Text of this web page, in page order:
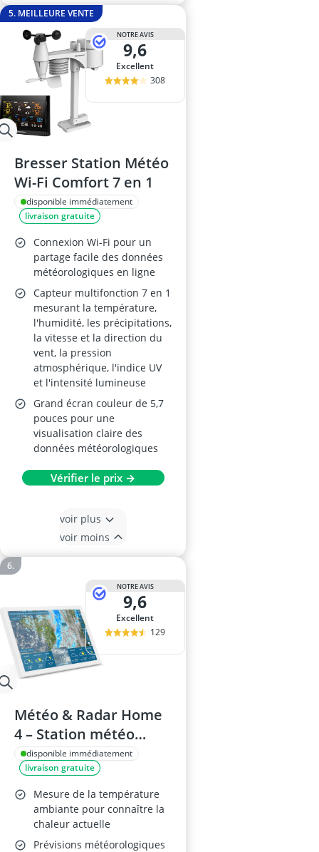
5. MEILLEURE VENTE
NOTRE AVIS
9,6
Excellent
308
Bresser Station Météo
Wi-Fi Comfort 7 en 1
disponible immédiatement
livraison gratuite
Connexion Wi-Fi pour un
partage facile des données
météorologiques en ligne
Capteur multifonction 7 en 1
mesurant la température,
l'humidité, les précipitations,
la vitesse et la direction du
vent, la pression
atmosphérique, l'indice UV
et l'intensité lumineuse
Grand écran couleur de 5,7
pouces pour une
visualisation claire des
données météorologiques
Vérifier le prix →
voir plus
voir moins
NOTRE AVIS
9,6
Excellent
129
Météo & Radar Home
4 – Station météo
Wi‑Fi avec radar, radar
de pluie, animation
sur grand écran,
alertes météo,
prévisions 14 jours
disponible immédiatement
livraison gratuite
Mesure de la température
ambiante pour connaître la
chaleur actuelle
Prévisions météorologiques